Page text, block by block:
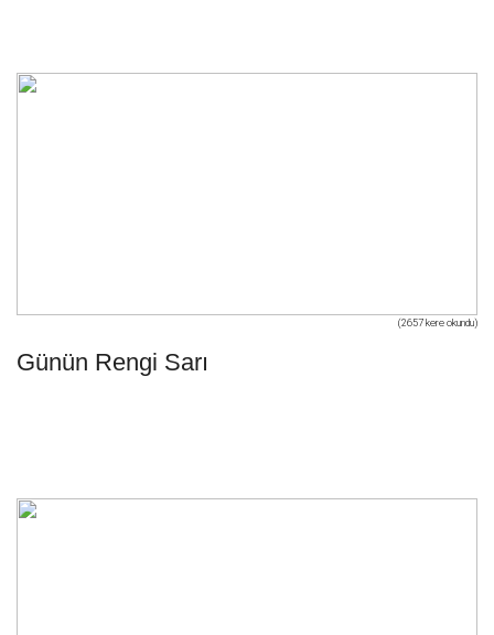
(2657 kere okundu)
Günün Rengi Sarı